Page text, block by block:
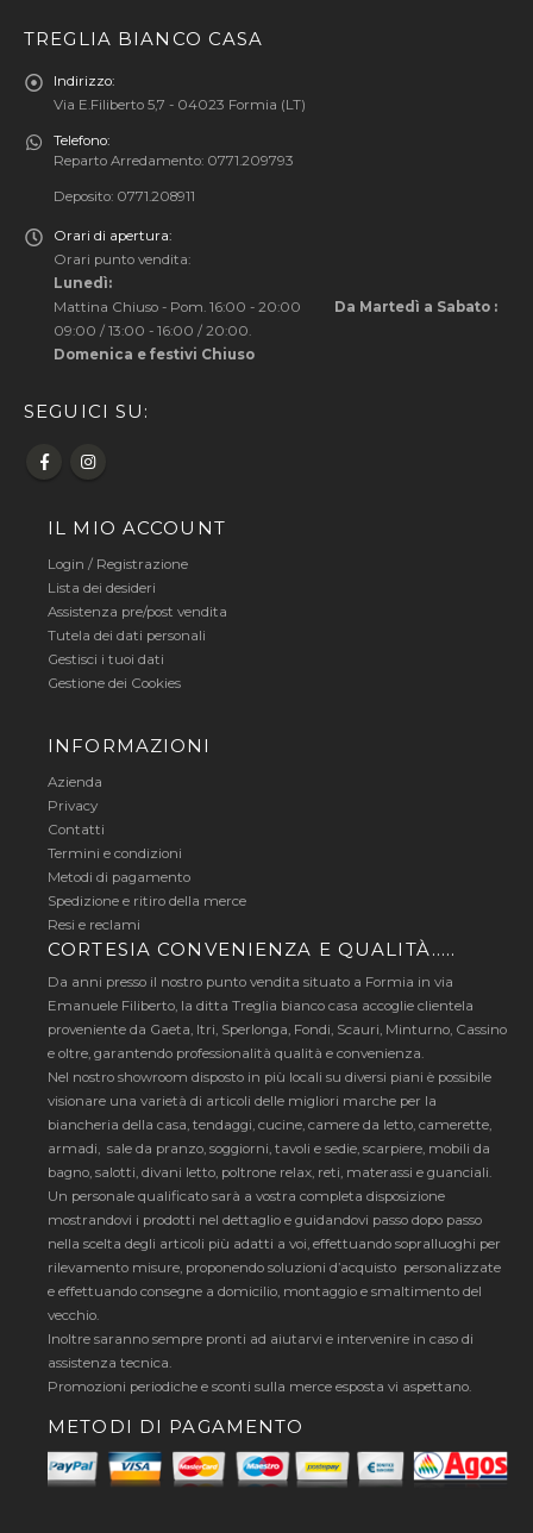
TREGLIA BIANCO CASA
Indirizzo:
Via E.Filiberto 5,7 - 04023 Formia (LT)
Telefono:
Reparto Arredamento: 0771.209793
Deposito: 0771.208911
Orari di apertura:
Orari punto vendita:
Lunedì:
Mattina Chiuso - Pom. 16:00 - 20:00
Da Martedì a Sabato :
09:00 / 13:00 - 16:00 / 20:00.
Domenica e festivi Chiuso
SEGUICI SU:
IL MIO ACCOUNT
Login / Registrazione
Lista dei desideri
Assistenza pre/post vendita
Tutela dei dati personali
Gestisci i tuoi dati
Gestione dei Cookies
INFORMAZIONI
Azienda
Privacy
Contatti
Termini e condizioni
Metodi di pagamento
Spedizione e ritiro della merce
Resi e reclami
CORTESIA CONVENIENZA E QUALITÀ…..
Da anni presso il nostro punto vendita situato a Formia in via
Emanuele Filiberto, la ditta Treglia bianco casa accoglie clientela
proveniente da Gaeta, Itri, Sperlonga, Fondi, Scauri, Minturno, Cassino
e oltre, garantendo professionalità qualità e convenienza.
Nel nostro showroom disposto in più locali su diversi piani è possibile
visionare una varietà di articoli delle migliori marche per la
biancheria della casa, tendaggi, cucine, camere da letto, camerette,
armadi, sale da pranzo, soggiorni, tavoli e sedie, scarpiere, mobili da
bagno, salotti, divani letto, poltrone relax, reti, materassi e guanciali.
Un personale qualificato sarà a vostra completa disposizione
mostrandovi i prodotti nel dettaglio e guidandovi passo dopo passo
nella scelta degli articoli più adatti a voi, effettuando sopralluoghi per
rilevamento misure, proponendo soluzioni d’acquisto personalizzate
e effettuando consegne a domicilio, montaggio e smaltimento del
vecchio.
Inoltre saranno sempre pronti ad aiutarvi e intervenire in caso di
assistenza tecnica.
Promozioni periodiche e sconti sulla merce esposta vi aspettano.
METODI DI PAGAMENTO